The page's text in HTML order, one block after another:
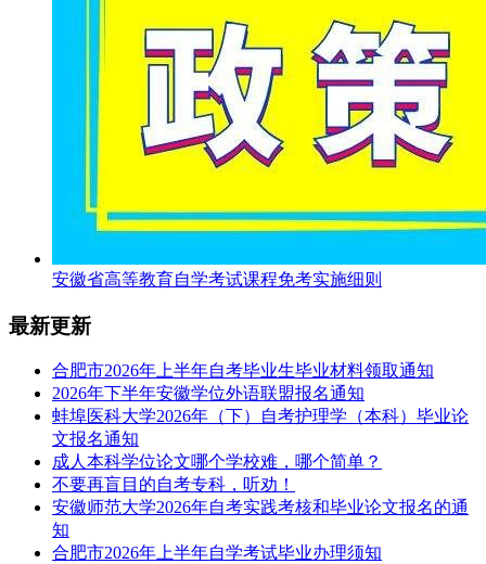
安徽省高等教育自学考试课程免考实施细则
最新更新
合肥市2026年上半年自考毕业生毕业材料领取通知
2026年下半年安徽学位外语联盟报名通知
蚌埠医科大学2026年（下）自考护理学（本科）毕业论
文报名通知
成人本科学位论文哪个学校难，哪个简单？
不要再盲目的自考专科，听劝！
安徽师范大学2026年自考实践考核和毕业论文报名的通
知
合肥市2026年上半年自学考试毕业办理须知